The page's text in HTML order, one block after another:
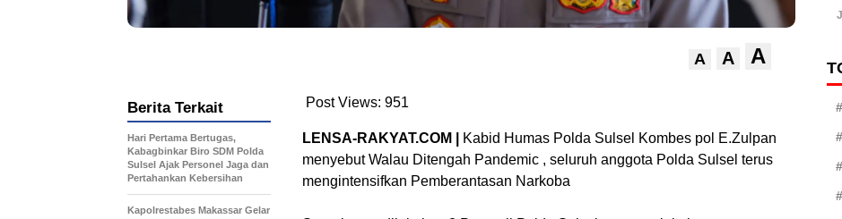
A A A
Post Views: 951
LENSA-RAKYAT.COM |
Kabid Humas Polda Sulsel Kombes pol E.Zulpan
menyebut Walau Ditengah Pandemic , seluruh anggota Polda Sulsel terus
mengintensifkan Pemberantasan Narkoba
Berita Terkait
Hari Pertama Bertugas,
Kabagbinkar Biro SDM Polda
Sulsel Ajak Personel Jaga dan
Pertahankan Kebersihan
Kapolrestabes Makassar Gelar